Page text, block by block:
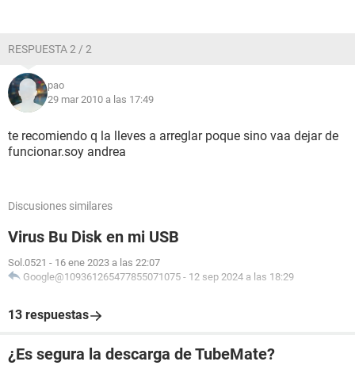
RESPUESTA 2 / 2
pao
29 mar 2010 a las 17:49
te recomiendo q la lleves a arreglar poque sino vaa dejar de
funcionar.soy andrea
Discusiones similares
Virus Bu Disk en mi USB
Sol.0521 - 16 ene 2023 a las 22:07
Google@109361265477855071075 - 12 sep 2024 a las 18:29
13 respuestas
¿Es segura la descarga de TubeMate?